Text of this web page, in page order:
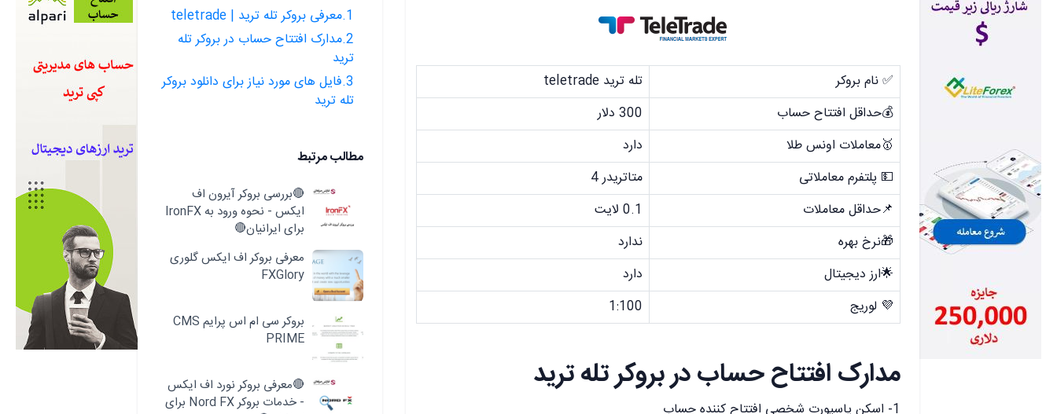
✅ نام بروکر
تله ترید teletrade
💰حداقل افتتاح حساب
300 دلار
🥇معاملات اونس طلا
دارد
💵 پلتفرم معاملاتی
متاتریدر 4
📌حداقل معاملات
0.1 لایت
🎁نرخ بهره
ندارد
🌟ارز دیجیتال
دارد
💜 لوریج
1:100
مدارک افتتاح حساب در بروکر تله ترید
1- اسکن پاسپورت شخصی افتتاح کننده حساب
1.معرفی بروکر تله ترید | teletrade
2.مدارک افتتاح حساب در بروکر تله
ترید
3.فایل های مورد نیاز برای دانلود بروکر
تله ترید
مطالب مرتبط
🔴بررسی بروکر آیرون اف
ایکس - نحوه ورود به IronFX
برای ایرانیان🔴
معرفی بروکر اف ایکس گلوری
FXGlory
بروکر سی ام اس پرایم CMS
PRIME
🔴معرفی بروکر نورد اف ایکس
- خدمات بروکر Nord FX برای